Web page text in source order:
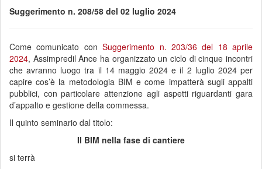
Suggerimento n. 208/58 del 02 luglio 2024
Come comunicato conSuggerimento n. 203/36 del 18 aprile
2024, Assimpredil Ance ha organizzato un ciclo di cinque incontri
che avranno luogo tra il 14 maggio 2024 e il 2 luglio 2024 per
capire cos’è la metodologia BIM e come impatterà sugli appalti
pubblici, con particolare attenzione agli aspetti riguardanti gara
d’appalto e gestione della commessa.
Il quinto seminario dal titolo:
Il BIM nella fase di cantiere
si terrà